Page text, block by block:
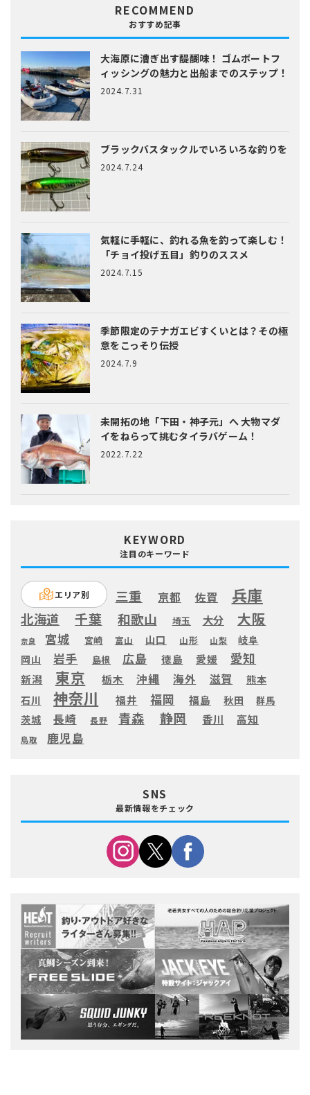
RECOMMEND
おすすめ記事
大海原に漕ぎ出す醍醐味！ ゴムボートフ
ィッシングの魅力と出船までのステップ！
2024.7.31
ブラックバスタックルでいろいろな釣りを
2024.7.24
気軽に手軽に、釣れる魚を釣って楽しむ！
「チョイ投げ五目」釣りのススメ
2024.7.15
季節限定のテナガエビすくいとは？ その極
意をこっそり伝授
2024.7.9
未開拓の地「下田・神子元」へ大物マダ
イをねらって挑むタイラバゲーム！
2022.7.22
KEYWORD
注目のキーワード
エリア別 三重 京都 佐賀 兵庫
北海道 千葉 和歌山 埼玉 大分 大阪
奈良 宮城 宮崎 富山 山口 山形 山梨
岐阜
岡山
岩手 島根 広島 徳島 愛媛 愛知
新潟 東京 栃木 沖縄 海外 滋賀
熊本
石川
神奈川 福井 福岡 福島 秋田 群馬
茨城 長崎 長野 青森 静岡 香川 高知
鳥取 鹿児島
SNS
最新情報をチェック